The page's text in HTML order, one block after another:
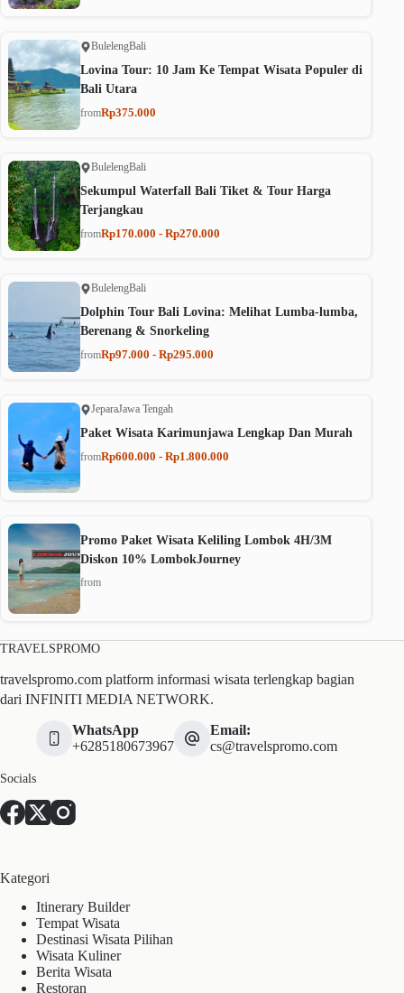
BulelengBali
Lovina Tour: 10 Jam Ke Tempat Wisata Populer di
Bali Utara
fromRp375.000
BulelengBali
Sekumpul Waterfall Bali Tiket & Tour Harga
Terjangkau
fromRp170.000 - Rp270.000
BulelengBali
Dolphin Tour Bali Lovina: Melihat Lumba-lumba,
Berenang & Snorkeling
fromRp97.000 - Rp295.000
JeparaJawa Tengah
Paket Wisata Karimunjawa Lengkap Dan Murah
fromRp600.000 - Rp1.800.000
Promo Paket Wisata Keliling Lombok 4H/3M
Diskon 10% LombokJourney
from
TRAVELSPROMO
travelspromo.com platform informasi wisata terlengkap bagian
dari INFINITI MEDIA NETWORK.
WhatsApp
+6285180673967
Email:
cs@travelspromo.com
Socials
Kategori
Itinerary Builder
Tempat Wisata
Destinasi Wisata Pilihan
Wisata Kuliner
Berita Wisata
Restoran